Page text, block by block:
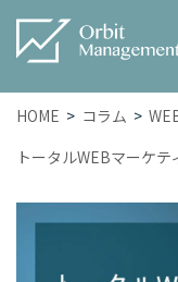
HOME コラム
トータルWEBマーケ